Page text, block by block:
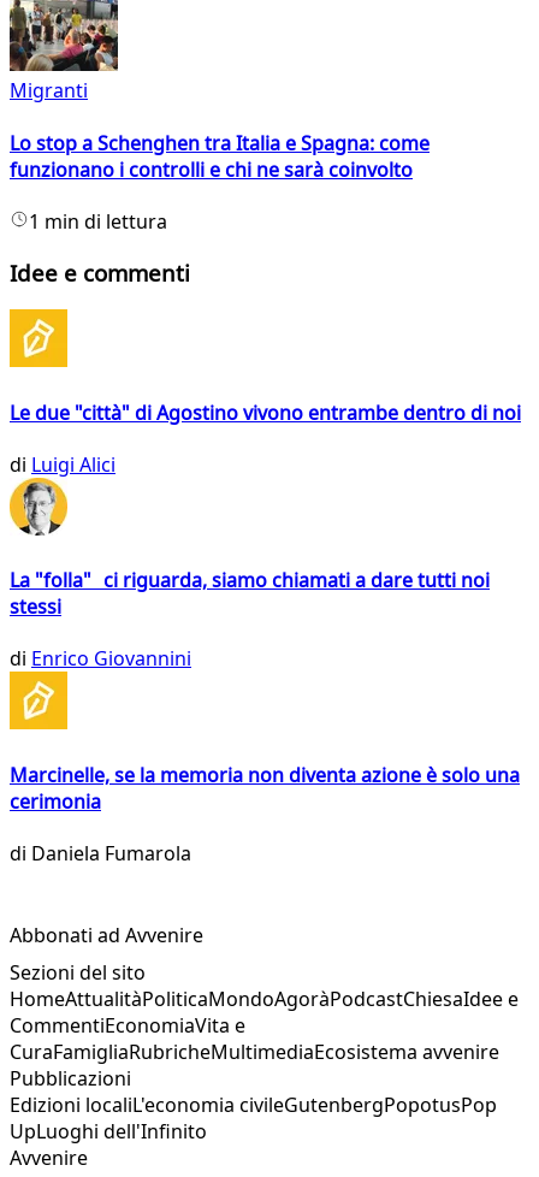
Migranti
Lo stop a Schenghen tra Italia e Spagna: come
funzionano i controlli e chi ne sarà coinvolto
1 min di lettura
Idee e commenti
Le due "città" di Agostino vivono entrambe dentro di noi
di Luigi Alici
La "folla" ci riguarda, siamo chiamati a dare tutti noi
stessi
di Enrico Giovannini
Marcinelle, se la memoria non diventa azione è solo una
cerimonia
di Daniela Fumarola
Abbonati ad Avvenire
Sezioni del sito
HomeAttualitàPoliticaMondoAgoràPodcastChiesaIdee e
CommentiEconomiaVita e
CuraFamigliaRubricheMultimediaEcosistema avvenire
Pubblicazioni
Edizioni localiL'economia civileGutenbergPopotusPop
UpLuoghi dell'Infinito
Avvenire